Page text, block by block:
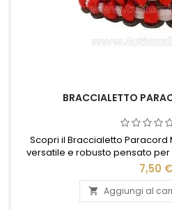
BRACCIALETTO
Scopri il Braccialetto Paracord
versatile e robusto pensato
Realizzato con paracord di alta
non è solo un elegante
uno strumento essenziale per le
suo design intrecciato unico,
7,50 €
 Aggiungi al